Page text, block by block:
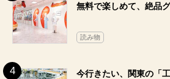
無料で楽しめて、絶品
読み物
今行きたい、関東の「